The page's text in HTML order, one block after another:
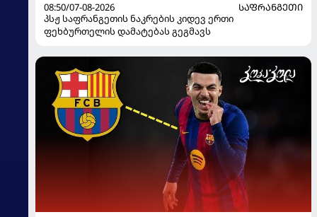
08:50/07-08-2026
ᲡᲐᲤᲠᲐᲜᲒᲔᲗᲘ
პსჟ საფრანგეთის ნაკრების კიდევ ერთი
ფეხბურთელის დამატებას გეგმავს